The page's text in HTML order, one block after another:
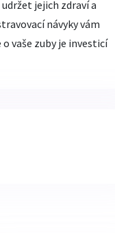
jejich zdraví a
návyky vám
vaše zuby je investicí